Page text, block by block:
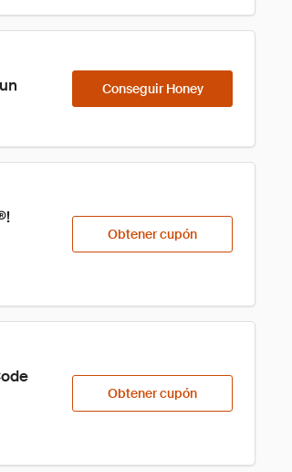
Conseguir Honey
Obtener cupón
Obtener cupón